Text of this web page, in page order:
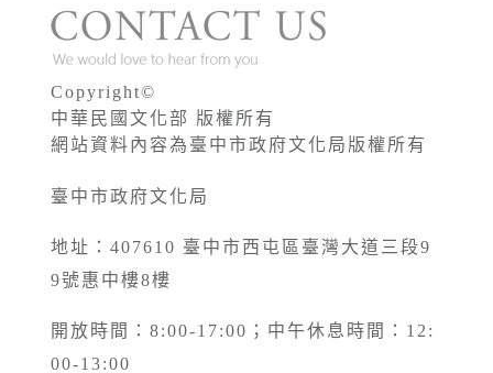
Copyright©
中華民國文化部 版權所有
網站資料內容為臺中市政府文化局版權所有
臺中市政府文化局
地址：407610 臺中市西屯區臺灣大道三段9
9號惠中樓8樓
開放時間：8:00-17:00；中午休息時間：12:
00-13:00